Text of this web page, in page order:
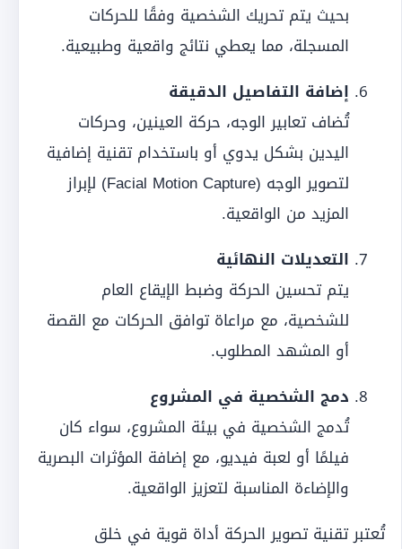
بحيث يتم تحريك الشخصية وفقًا للحركات
المسجلة، مما يعطي نتائج واقعية وطبيعية.
إضافة التفاصيل الدقيقة
تُضاف تعابير الوجه، حركة العينين، وحركات
اليدين بشكل يدوي أو باستخدام تقنية إضافية
لتصوير الوجه (Facial Motion Capture) لإبراز
المزيد من الواقعية.
التعديلات النهائية
يتم تحسين الحركة وضبط الإيقاع العام
للشخصية، مع مراعاة توافق الحركات مع القصة
أو المشهد المطلوب.
دمج الشخصية في المشروع
تُدمج الشخصية في بيئة المشروع، سواء كان
فيلمًا أو لعبة فيديو، مع إضافة المؤثرات البصرية
والإضاءة المناسبة لتعزيز الواقعية.
تُعتبر تقنية تصوير الحركة أداة قوية في خلق